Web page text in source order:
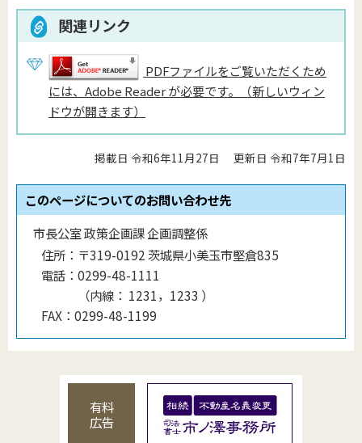
関連リンク
PDFファイルをご覧いただくため
には、Adobe Reader が必要です。（新しいウィン
ドウが開きます）
掲載日 令和6年11月27日 更新日 令和7年7月1日
このページについてのお問い合わせ先
市長公室 政策企画課 企画調整係
住所： 〒319-0192 茨城県小美玉市堅倉835
電話： 0299-48-1111
（内線 ： 1231，1233 ）
FAX： 0299-48-1199
有料
広告